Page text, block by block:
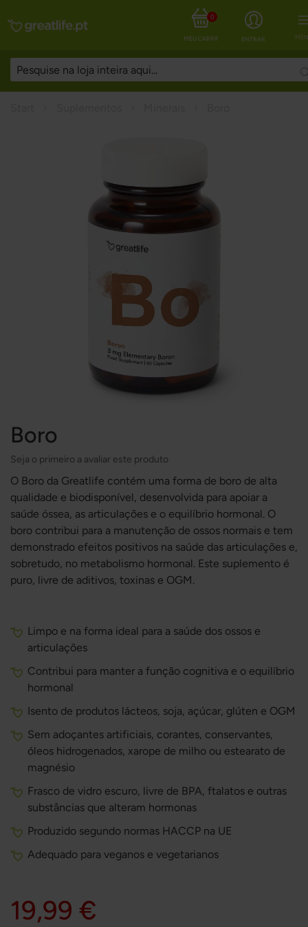
ENTRAR
MEU CARRINHO
0
Boro
Seja o primeiro a avaliar este produto
O Boro da Greatlife contém uma forma de boro de alta
qualidade e biodisponível, desenvolvida para apoiar a
saúde óssea, as articulações e o equilíbrio hormonal. O
boro contribui para a manutenção de ossos normais e tem
demonstrado efeitos positivos na saúde das articulações e,
sobretudo, no metabolismo hormonal. Este suplemento é
puro, livre de aditivos, toxinas e OGM.
Limpo e na forma ideal para a saúde dos ossos e
articulações
Contribui para manter a função cognitiva e o equilíbrio
hormonal
Isento de produtos lácteos, soja, açúcar, glúten e OGM
Sem adoçantes artificiais, corantes, conservantes,
óleos hidrogenados, xarope de milho ou estearato de
magnésio
Frasco de vidro escuro, livre de BPA, ftalatos e outras
substâncias que alteram hormonas
Produzido segundo normas HACCP na UE
Adequado para veganos e vegetarianos
19,99 €